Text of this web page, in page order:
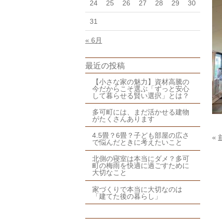
24 25 26 27 28 29 30
31
« 6月
最近の投稿
【小さな家の魅力】資材高騰の
今だからこそ選ぶ「ずっと安心
して暮らせる賢い選択」とは？
多可町には、まだ活かせる建物
がたくさんあります
4.5畳？6畳？子ども部屋の広さ
で悩んだときに考えたいこと
北側の寝室は本当にダメ？多可
町の梅雨を快適に過ごすために
大切なこと
家づくりで本当に大切なのは
「建てた後の暮らし」
«